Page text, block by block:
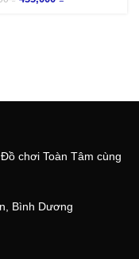
chơi Toàn Tâm cùng
Bình Dương